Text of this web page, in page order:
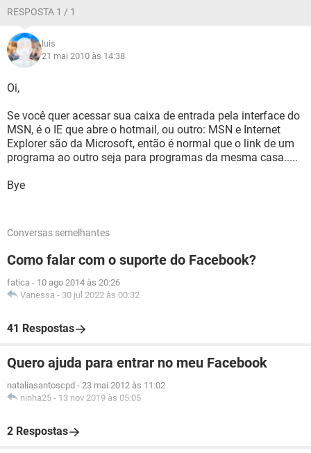
RESPOSTA 1 / 1
luis
21 mai 2010 às 14:38
Oi,
Se você quer acessar sua caixa de entrada pela interface do
MSN, é o IE que abre o hotmail, ou outro: MSN e Internet
Explorer são da Microsoft, então é normal que o link de um
programa ao outro seja para programas da mesma casa.....
Bye
Conversas semelhantes
Como falar com o suporte do Facebook?
fatica - 10 ago 2014 às 20:26
Vanessa - 30 jul 2022 às 00:32
41 Respostas
Quero ajuda para entrar no meu Facebook
nataliasantoscpd - 23 mai 2012 às 11:02
ninha25 - 13 nov 2019 às 05:05
2 Respostas